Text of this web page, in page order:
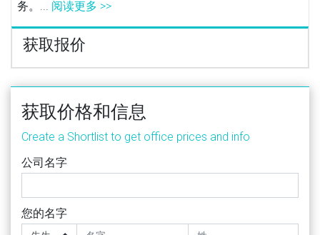
务。... 阅读更多 >>
获取报价
获取价格和信息
Create a Shortlist to get office prices and info
公司名字
您的名字